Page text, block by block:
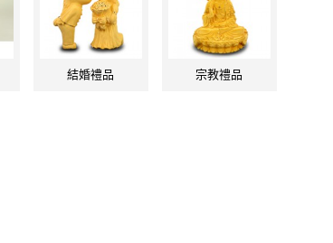
結婚禮品 宗教禮品